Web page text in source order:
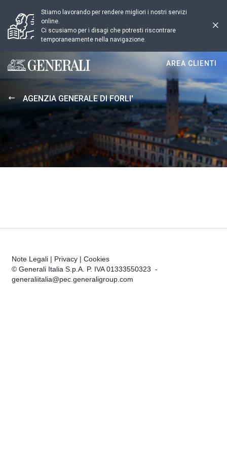
Stiamo lavorando per rendere migliori i nostri servizi
online.
Ci scusiamo per i disagi che potresti riscontrare
temporaneamente nella navigazione.
Generali logo
AREA CLIENTI
AGENZIA GENERALE DI FORLI'
Note Legali | Privacy | Cookies
© Generali Italia S.p.A. P. IVA 01333550323 -
generaliitalia@pec.generaligroup.com